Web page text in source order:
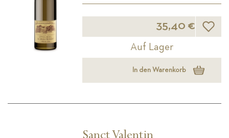
35,40 €
Auf Lager
In den Warenkorb